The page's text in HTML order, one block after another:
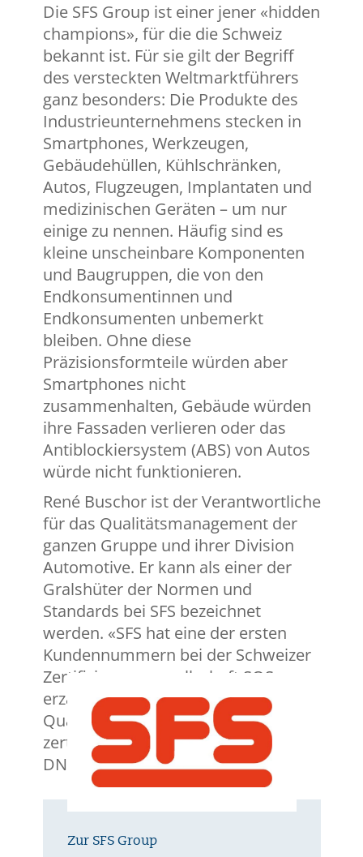
Die SFS Group ist einer jener «hidden
champions», für die die Schweiz
bekannt ist. Für sie gilt der Begriff
des versteckten Weltmarktführers
ganz besonders: Die Produkte des
Industrieunternehmens stecken in
Smartphones, Werkzeugen,
Gebäudehüllen, Kühlschränken,
Autos, Flugzeugen, Implantaten und
medizinischen Geräten – um nur
einige zu nennen. Häufig sind es
kleine unscheinbare Komponenten
und Baugruppen, die von den
Endkonsumentinnen und
Endkonsumenten unbemerkt
bleiben. Ohne diese
Präzisionsformteile würden aber
Smartphones nicht
zusammenhalten, Gebäude würden
ihre Fassaden verlieren oder das
Antiblockiersystem (ABS) von Autos
würde nicht funktionieren.
René Buschor ist der Verantwortliche
für das Qualitätsmanagement der
ganzen Gruppe und ihrer Division
Automotive. Er kann als einer der
Gralshüter der Normen und
Standards bei SFS bezeichnet
werden. «SFS hat eine der ersten
Kundennummern bei der Schweizer
Zertifizierungsgesellschaft SQS»,
erzählt er stolz.
Qualitätsmanagement und
zertifizierte Prozesse gehören zur
DNA der Firma.
Zur SFS Group